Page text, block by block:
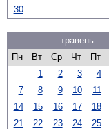
30
травень
Пн
Вт Ср Чт Пт
1
2 3 4
7
8 9 10 11
14
15 16 17 18
21
22 23 24 25